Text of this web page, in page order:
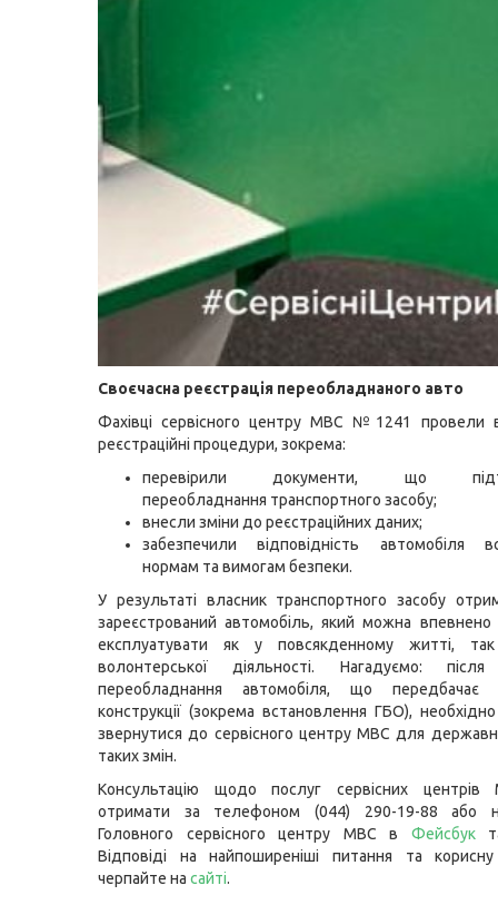
Своєчасна реєстрація переобладнаного авто
Фахівці сервісного центру МВС №1241 провели
реєстраційні процедури, зокрема:
перевірили документи, що
переобладнання транспортного засобу;
внесли зміни до реєстраційних даних;
забезпечили відповідність автомобіля
нормам та вимогам безпеки.
У результаті власник транспортного засобу
зареєстрований автомобіль, який можна впевнено
експлуатувати як у повсякденному житті,
волонтерської діяльності. Нагадуємо: після
переобладнання автомобіля, що передбачає
конструкції (зокрема встановлення ГБО), необхідно
звернутися до сервісного центру МВС для
таких змін.
Консультацію щодо послуг сервісних
отримати за телефоном (044) 290-19-88 або
Головного сервісного центру МВС в Фейсбук
Відповіді на найпоширеніші питання та
черпайте на сайті.